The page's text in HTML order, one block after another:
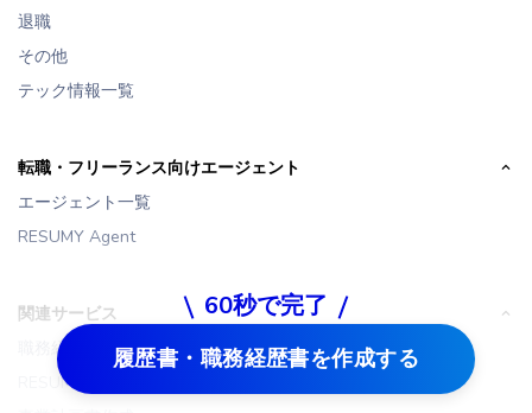
60秒で完了
履歴書・職務経歴書を作成する
退職
その他
テック情報一覧
転職・フリーランス向けエージェント
エージェント一覧
RESUMY Agent
関連サービス
職務経歴書・履歴書作成
RESUMY JOBS 求人検索